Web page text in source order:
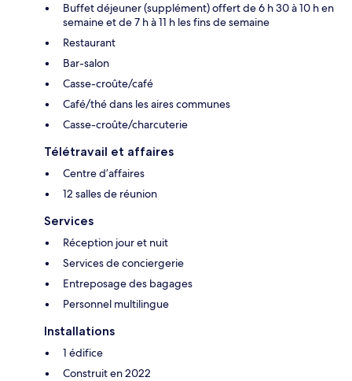
Buffet déjeuner (supplément) offert de 6 h 30 à 10 h en
semaine et de 7 h à 11 h les fins de semaine
Restaurant
Bar-salon
Casse-croûte/café
Café/thé dans les aires communes
Casse-croûte/charcuterie
Télétravail et affaires
Centre d’affaires
12 salles de réunion
Services
Réception jour et nuit
Services de conciergerie
Entreposage des bagages
Personnel multilingue
Installations
1 édifice
Construit en 2022